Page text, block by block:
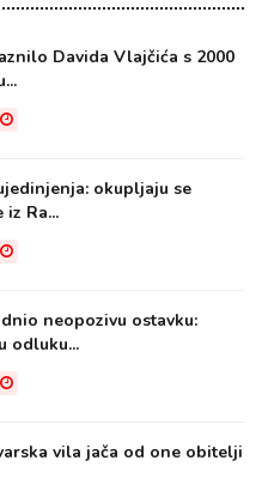
Davida Vlajčića s 2000
okupljaju se
Ra...
neopozivu ostavku:
odluku...
vila jača od one obitelji